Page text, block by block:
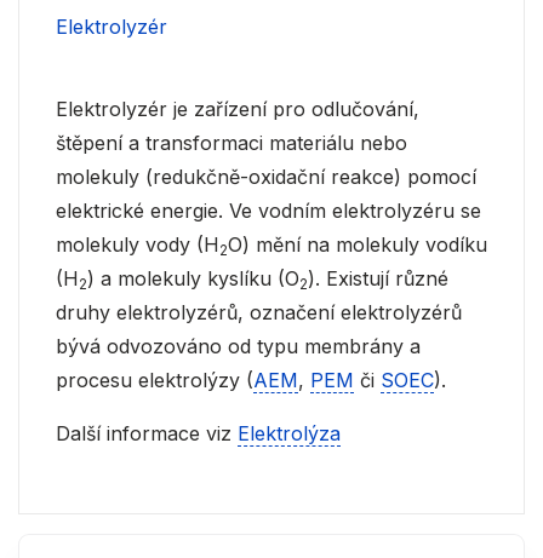
Elektrolyzér
Elektrolyzér je zařízení pro odlučování,
štěpení a transformaci materiálu nebo
molekuly (redukčně-oxidační reakce) pomocí
elektrické energie. Ve vodním elektrolyzéru se
molekuly vody (H2O) mění na molekuly vodíku
(H2) a molekuly kyslíku (O2). Existují různé
druhy elektrolyzérů, označení elektrolyzérů
bývá odvozováno od typu membrány a
procesu elektrolýzy (AEM, PEM či SOEC).
Další informace viz Elektrolýza